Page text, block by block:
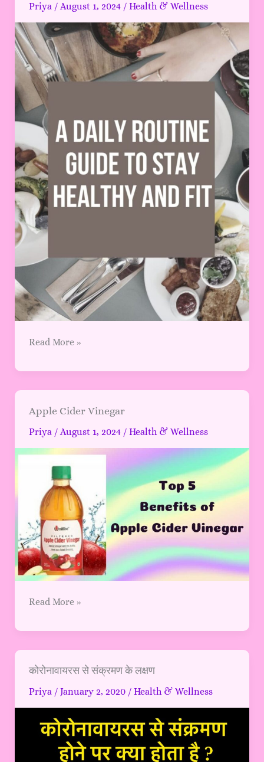
Priya / August 1, 2024 / Health & Wellness
Guide
to
stay
Healthy
and
Fit
Read More »
Apple Cider Vinegar
Priya / August 1, 2024 / Health & Wellness
Apple
Vinegar
Read More »
कोरोनावायरस से संक्रमण के लक्षण
Priya / January 2, 2020 / Health & Wellness
कोरोनावायरस
संक्रमण
लक्षण